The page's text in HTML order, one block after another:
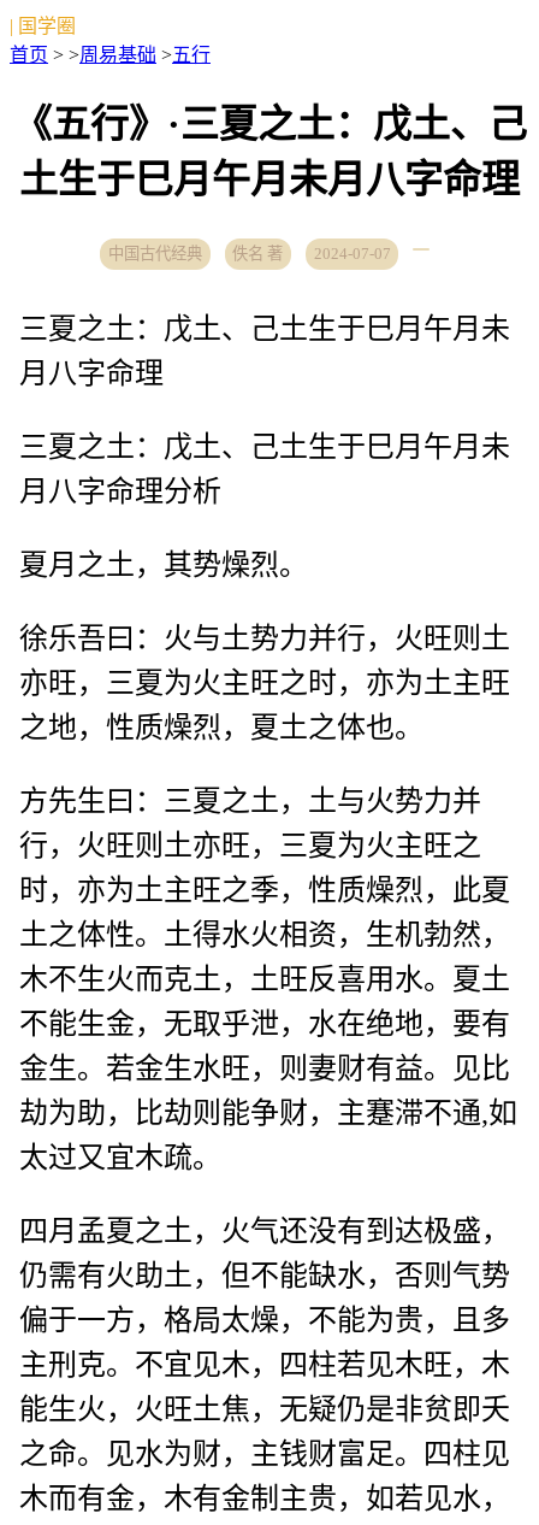
| 国学圈
首页 > >周易基础 >五行
《五行》·三夏之土：戊土、己
土生于巳月午月未月八字命理
中国古代经典 佚名 著 2024-07-07
三夏之土：戊土、己土生于巳月午月未
月八字命理
三夏之土：戊土、己土生于巳月午月未
月八字命理分析
夏月之土，其势燥烈。
徐乐吾曰：火与土势力并行，火旺则土
亦旺，三夏为火主旺之时，亦为土主旺
之地，性质燥烈，夏土之体也。
方先生曰：三夏之土，土与火势力并
行，火旺则土亦旺，三夏为火主旺之
时，亦为土主旺之季，性质燥烈，此夏
土之体性。土得水火相资，生机勃然，
木不生火而克土，土旺反喜用水。夏土
不能生金，无取乎泄，水在绝地，要有
金生。若金生水旺，则妻财有益。见比
劫为助，比劫则能争财，主蹇滞不通,如
太过又宜木疏。
四月孟夏之土，火气还没有到达极盛，
仍需有火助土，但不能缺水，否则气势
偏于一方，格局太燥，不能为贵，且多
主刑克。不宜见木，四柱若见木旺，木
能生火，火旺土焦，无疑仍是非贫即夭
之命。见水为财，主钱财富足。四柱见
木而有金，木有金制主贵，如若见水，